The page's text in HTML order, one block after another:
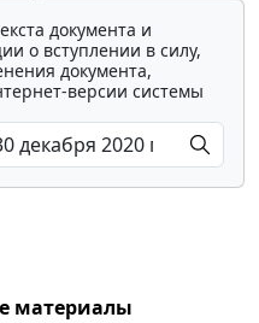
документа и
о вступлении в силу,
документа,
версии системы
материалы